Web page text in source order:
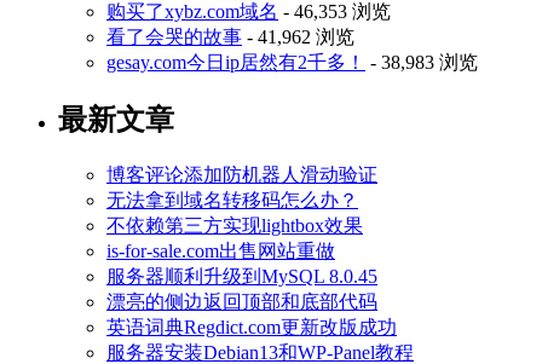
购买了xybz.com域名 - 46,353 浏览
看了会哭的故事 - 41,962 浏览
gesay.com今日ip居然有2千多！
- 38,983 浏览
最新文章
博客评论添加防机器人滑动验证
无法拿到域名转移码怎么办？
不依赖第三方实现lightbox效果
is-for-sale.com出售网站重做
服务器顺利升级到MySQL 8.0.45
漂亮的侧边返回顶部和底部代码
英语词典Regdict.com更新改版成功
服务器安装Debian13和WP-Panel教程